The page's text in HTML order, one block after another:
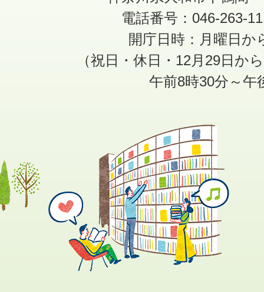
電話番号：046-263-
開庁日時：月曜日か
（祝日・休日・12月29日か
午前8時30分～午